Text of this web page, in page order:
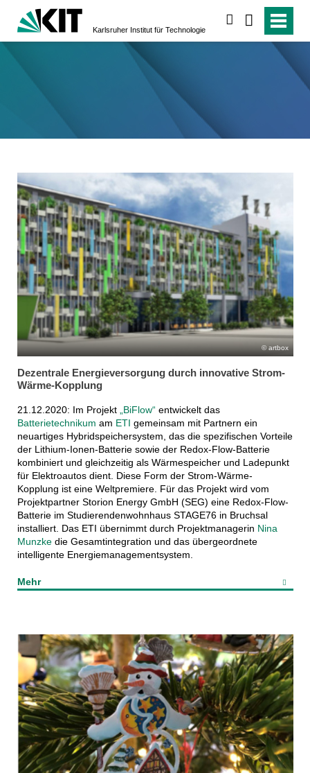
Karlsruher Institut für Technologie
artbox
Dezentrale Energieversorgung durch innovative Strom-
Wärme-Kopplung
21.12.2020: Im Projekt „BiFlow“entwickelt das
Batterietechnikum am ETI gemeinsam mit Partnern ein
neuartiges Hybridspeichersystem, das die spezifischen Vorteile
der Lithium-Ionen-Batterie sowie der Redox-Flow-Batterie
kombiniert und gleichzeitig als Wärmespeicher und Ladepunkt
für Elektroautos dient. Diese Form der Strom-Wärme-
Kopplung ist eine Weltpremiere. Für das Projekt wird vom
Projektpartner Storion Energy GmbH (SEG) eine Redox-Flow-
Batterie im Studierendenwohnhaus STAGE76 in Bruchsal
installiert. Das ETI übernimmt durch Projektmanagerin Nina
Munzkedie Gesamtintegration und das übergeordnete
intelligente Energiemanagementsystem.
Mehr